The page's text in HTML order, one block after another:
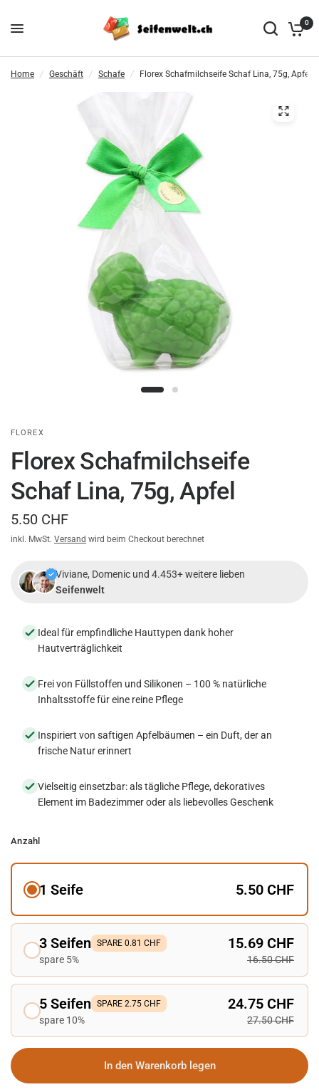
0
Home / Geschäft / Schafe / Florex Schafmilchseife Schaf Lina, 75g, Apfel
FLOREX
Florex Schafmilchseife
Schaf Lina, 75g, Apfel
5.50 CHF
inkl. MwSt. Versand wird beim Checkout berechnet
Viviane, Domenic und 4.453+ weitere lieben
Seifenwelt
Ideal für empfindliche Hauttypen dank hoher
Hautverträglichkeit
Frei von Füllstoffen und Silikonen – 100 % natürliche
Inhaltsstoffe für eine reine Pflege
Inspiriert von saftigen Apfelbäumen – ein Duft, der an
frische Natur erinnert
Vielseitig einsetzbar: als tägliche Pflege, dekoratives
Element im Badezimmer oder als liebevolles Geschenk
Anzahl
1 Seife 5.50 CHF
3 Seifen SPARE 0.81 CHF
spare 5%
15.69 CHF
16.50 CHF
5 Seifen SPARE 2.75 CHF
spare 10%
24.75 CHF
27.50 CHF
In den Warenkorb legen